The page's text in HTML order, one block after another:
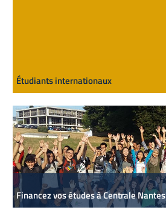
Étudiants internationaux
Financez vos études à Centrale Nantes